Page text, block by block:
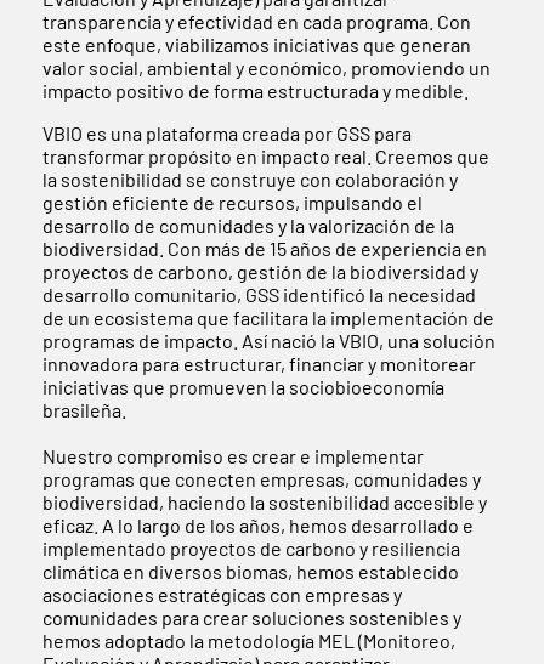
VBIO es una plataforma creada por GSS para
transformar propósito en impacto real. Creemos que
la sostenibilidad se construye con colaboración y
gestión eficiente de recursos, impulsando el
desarrollo de comunidades y la valorización de la
biodiversidad. Con más de 15 años de experiencia en
proyectos de carbono, gestión de la biodiversidad y
desarrollo comunitario, GSS identificó la necesidad
de un ecosistema que facilitara la implementación de
programas de impacto. Así nació la VBIO, una solución
innovadora para estructurar, financiar y monitorear
iniciativas que promueven la sociobioeconomía
brasileña.
Nuestro compromiso es crear e implementar
programas que conecten empresas, comunidades y
biodiversidad, haciendo la sostenibilidad accesible y
eficaz. A lo largo de los años, hemos desarrollado e
implementado proyectos de carbono y resiliencia
climática en diversos biomas, hemos establecido
asociaciones estratégicas con empresas y
comunidades para crear soluciones sostenibles y
hemos adoptado la metodología MEL (Monitoreo,
transparencia y efectividad en cada programa. Con
este enfoque, viabilizamos iniciativas que generan
valor social, ambiental y económico, promoviendo un
impacto positivo de forma estructurada y medible.